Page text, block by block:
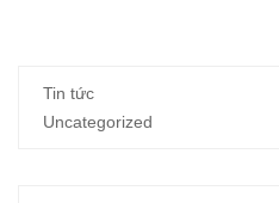
Tin tức
Uncategorized